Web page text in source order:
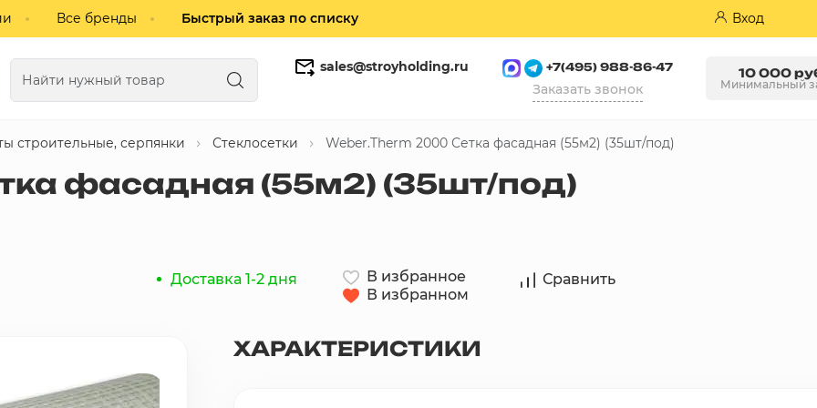
Все бренды Быстрый заказ по списку Вход
sales@stroyholding.ru +7(495) 988-86-47
Заказать звонок
10 000
Минимальный
Газобетонные блоки Пазогребневые плиты (ПГП)
строительные, серпянки Стеклосетки Weber.Therm 2000 Сетка фасадная (55м2) (35шт/под)
фасадная (55м2) (35шт/под)
Доставка 1-2 дня
В избранное
В избранном
Сравнить
ХАРАКТЕРИСТИКИ